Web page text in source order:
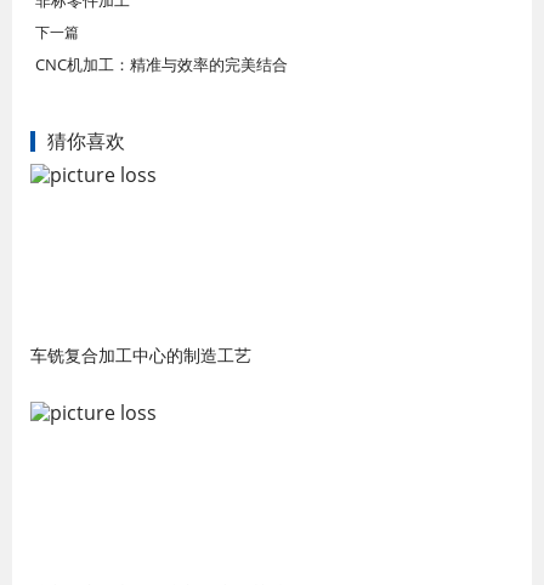
下一篇
CNC机加工：精准与效率的完美结合
猜你喜欢
车铣复合加工中心的制造工艺